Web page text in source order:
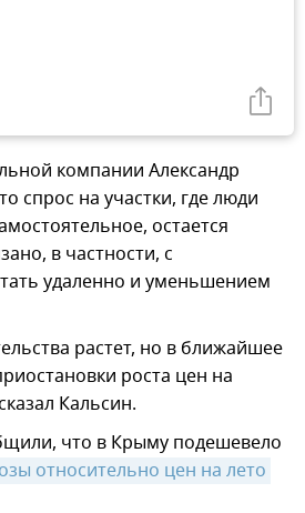
компании Александр
спрос на участки, где люди
остается
в частности, с
удаленно и уменьшением
растет, но в ближайшее
роста цен на
Кальсин.
что в Крыму подешевело
относительно цен на лето